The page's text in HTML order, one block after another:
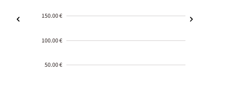
150.00 €
100.00 €
50.00 €